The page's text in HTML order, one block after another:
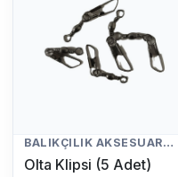
BALIKÇILIK AKSESUARLARI
Olta Klipsi (5 Adet)